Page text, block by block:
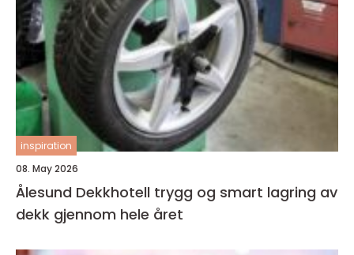
inspiration
08. May 2026
Ålesund Dekkhotell trygg og smart lagring av
dekk gjennom hele året